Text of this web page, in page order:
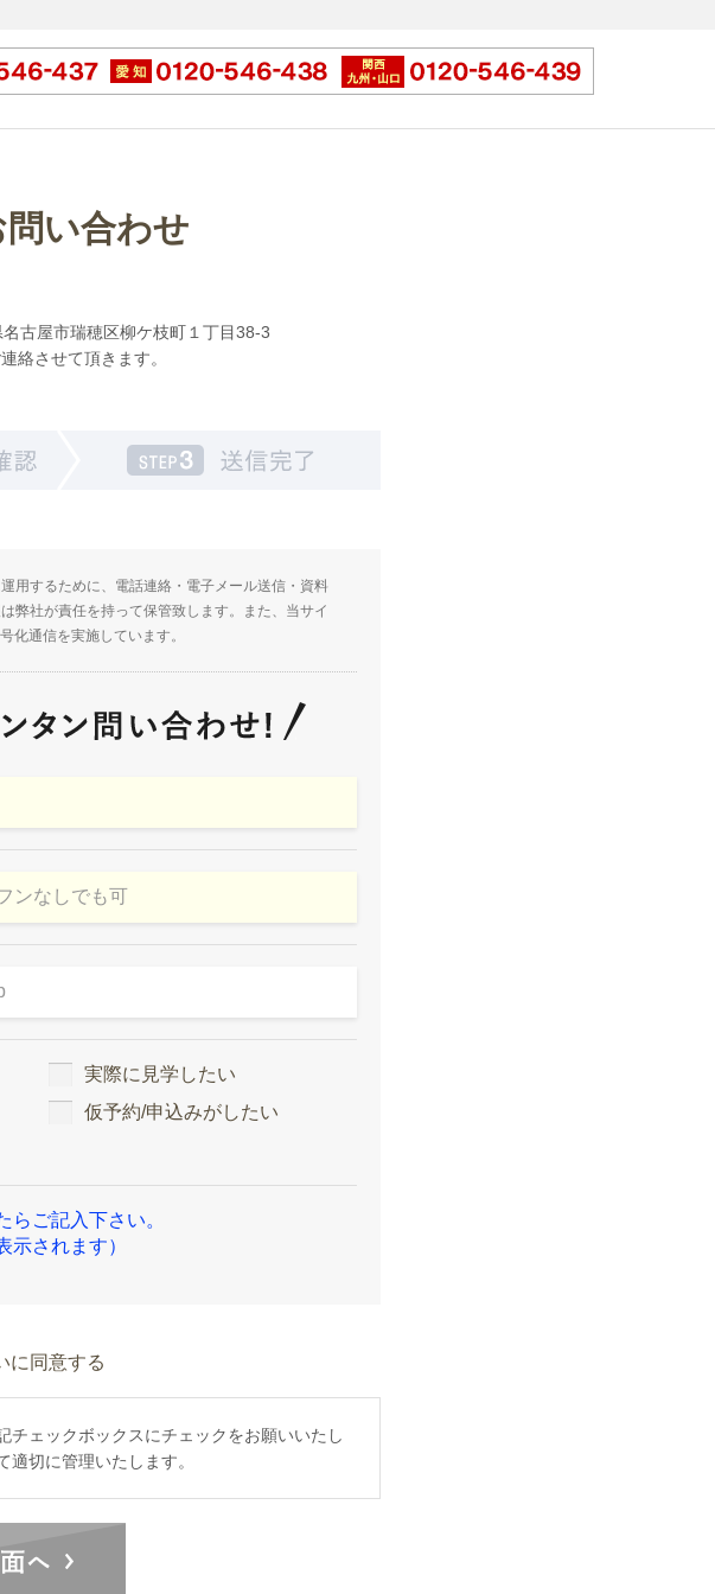
い合わせ
古屋市瑞穂区柳ケ枝町１丁目38-3
絡させて頂きます。
用するために、電話連絡・電子メール送信・資料
弊社が責任を持って保管致します。また、当サイ
化通信を実施しています。
実際に見学したい
仮予約/申込みがしたい
ご記入下さい。
示されます）
に同意する
チェックボックスにチェックをお願いいたし
切に管理いたします。